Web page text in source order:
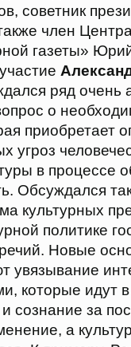
советник
член
газеты»
ряд очень
о
приобретает
угроз
в процессе
Обсуждался
культурных
политике
Новые
увязывание
которые идут
сознание за
а